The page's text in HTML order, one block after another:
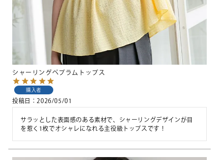
シャーリングペプラムトップス
購入者
投稿日 2026/05/01
サラッとした表面感のある素材で、シャーリングデザインが目